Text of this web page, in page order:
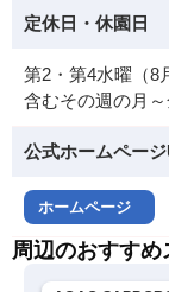
定休日・休園日
第2・第4水曜（8
含むその週の月
公式ホームペー
ホームページ
周辺のおすすめ